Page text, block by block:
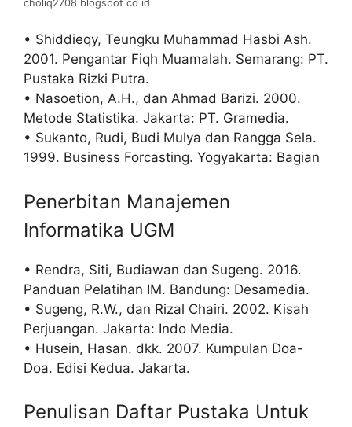
choliq2708 blogspot co id
• Shiddieqy, Teungku Muhammad Hasbi Ash.
2001. Pengantar Fiqh Muamalah. Semarang: PT.
Pustaka Rizki Putra.
• Nasoetion, A.H., dan Ahmad Barizi. 2000.
Metode Statistika. Jakarta: PT. Gramedia.
• Sukanto, Rudi, Budi Mulya dan Rangga Sela.
1999. Business Forcasting. Yogyakarta: Bagian
Penerbitan Manajemen
Informatika UGM
• Rendra, Siti, Budiawan dan Sugeng. 2016.
Panduan Pelatihan IM. Bandung: Desamedia.
• Sugeng, R.W., dan Rizal Chairi. 2002. Kisah
Perjuangan. Jakarta: Indo Media.
• Husein, Hasan. dkk. 2007. Kumpulan Doa-
Doa. Edisi Kedua. Jakarta.
Penulisan Daftar Pustaka Untuk